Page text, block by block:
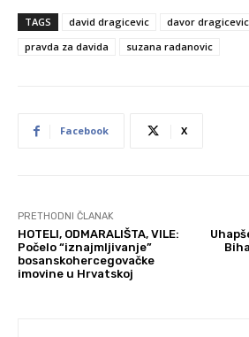
TAGS david dragicevic davor dragicevic
pravda za davida
suzana radanovic
Facebook X
PRETHODNI ČLANAK
HOTELI, ODMARALIŠTA, VILE:
Počelo “iznajmljivanje”
bosanskohercegovačke
imovine u Hrvatskoj